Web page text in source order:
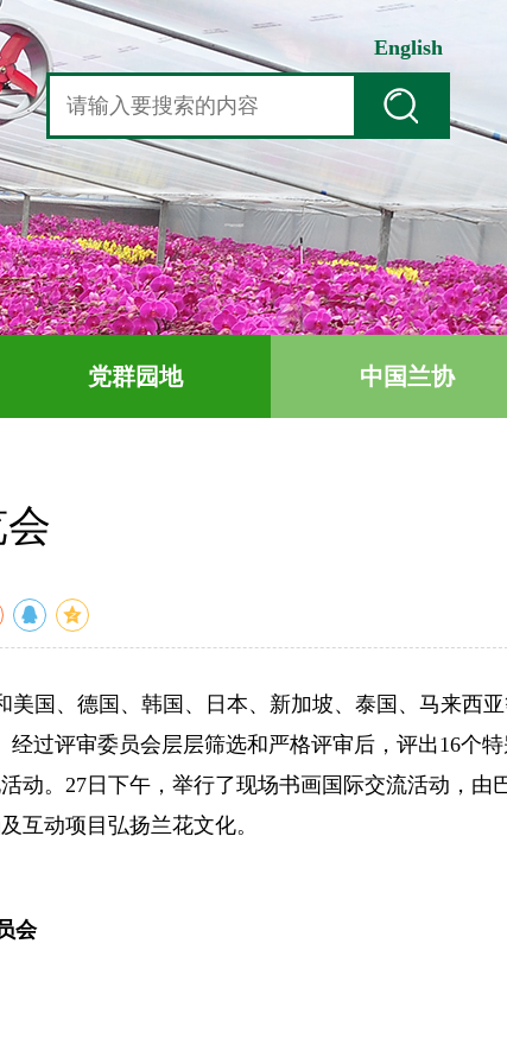
English
党群园地 中国兰协
国、德国、韩国、日本、新加坡、泰国、马来西
过评审委员会层层筛选和严格评审后，评出16个
动。27日下午，举行了现场书画国际交流活动，由
互动项目弘扬兰花文化。
会